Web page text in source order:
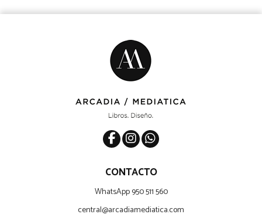
CONTACTO
WhatsApp 950 511 560
central@arcadiamediatica.com